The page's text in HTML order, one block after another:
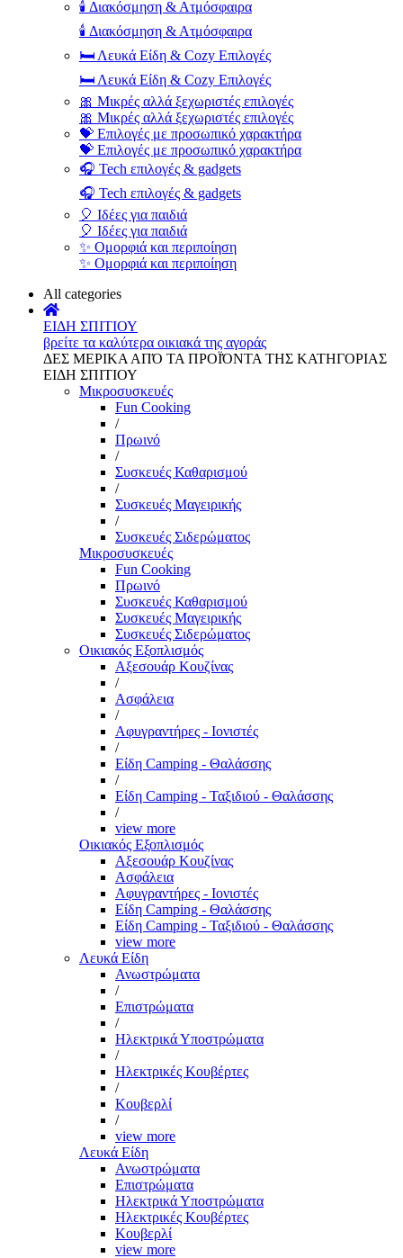
🕯️ Διακόσμηση & Ατμόσφαιρα
🕯️ Διακόσμηση & Ατμόσφαιρα
🛏️ Λευκά Είδη & Cozy Επιλογές
🛏️ Λευκά Είδη & Cozy Επιλογές
🎀 Μικρές αλλά ξεχωριστές επιλογές
🎀 Μικρές αλλά ξεχωριστές επιλογές
💝 Επιλογές με προσωπικό χαρακτήρα
💝 Επιλογές με προσωπικό χαρακτήρα
🎧 Tech επιλογές & gadgets
🎧 Tech επιλογές & gadgets
🎈 Ιδέες για παιδιά
🎈 Ιδέες για παιδιά
✨ Ομορφιά και περιποίηση
✨ Ομορφιά και περιποίηση
All categories
ΕΙΔΗ ΣΠΙΤΙΟΥ
βρείτε τα καλύτερα οικιακά της αγοράς
ΔΕΣ ΜΕΡΙΚΑ ΑΠΌ ΤΑ ΠΡΟΪΌΝΤΑ ΤΗΣ ΚΑΤΗΓΟΡΙΑΣ
ΕΙΔΗ ΣΠΙΤΙΟΥ
Μικροσυσκευές
Fun Cooking
/
Πρωινό
/
Συσκευές Καθαρισμού
/
Συσκευές Μαγειρικής
/
Συσκευές Σιδερώματος
Μικροσυσκευές
Fun Cooking
Πρωινό
Συσκευές Καθαρισμού
Συσκευές Μαγειρικής
Συσκευές Σιδερώματος
Οικιακός Εξοπλισμός
Αξεσουάρ Κουζίνας
/
Ασφάλεια
/
Αφυγραντήρες - Ιονιστές
/
Είδη Camping - Θαλάσσης
/
Είδη Camping - Ταξιδιού - Θαλάσσης
/
view more
Οικιακός Εξοπλισμός
Αξεσουάρ Κουζίνας
Ασφάλεια
Αφυγραντήρες - Ιονιστές
Είδη Camping - Θαλάσσης
Είδη Camping - Ταξιδιού - Θαλάσσης
view more
Λευκά Είδη
Ανωστρώματα
/
Επιστρώματα
/
Ηλεκτρικά Υποστρώματα
/
Ηλεκτρικές Κουβέρτες
/
Κουβερλί
/
view more
Λευκά Είδη
Ανωστρώματα
Επιστρώματα
Ηλεκτρικά Υποστρώματα
Ηλεκτρικές Κουβέρτες
Κουβερλί
view more